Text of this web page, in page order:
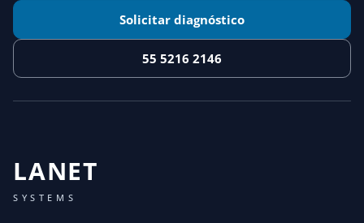
Solicitar diagnóstico
55 5216 2146
LANET
SYSTEMS